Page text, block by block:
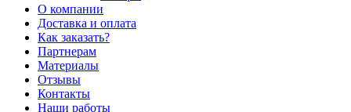
О компании
Доставка и оплата
Как заказать?
Партнерам
Материалы
Отзывы
Контакты
Наши работы